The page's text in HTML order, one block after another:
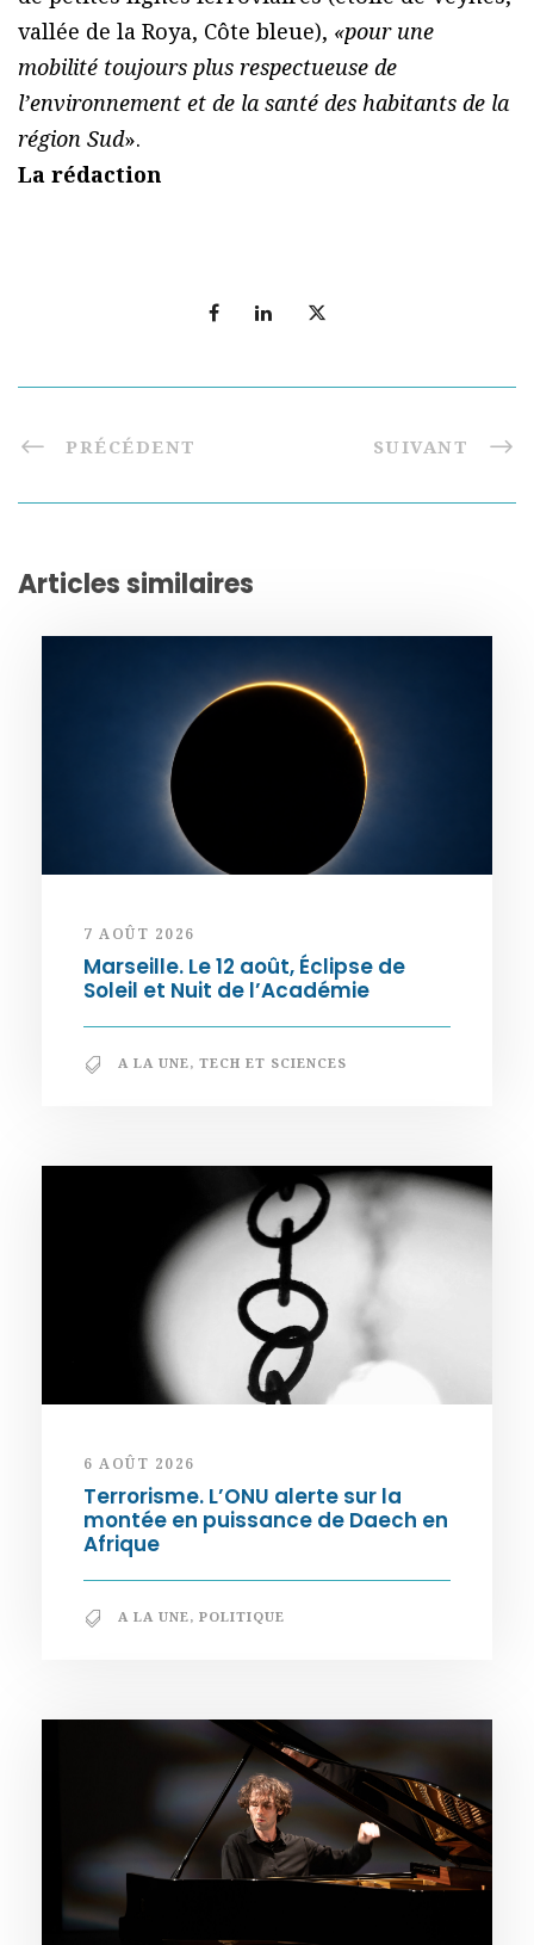
vallée de la Roya, Côte bleue), «pour une
mobilité toujours plus respectueuse de
l’environnement et de la santé des habitants de la
région Sud».
La rédaction
PRÉCÉDENT SUIVANT
Articles similaires
7 AOÛT 2026
Marseille. Le 12 août, Éclipse de
Soleil et Nuit de l’Académie
A LA UNE, TECH ET SCIENCES
6 AOÛT 2026
Terrorisme. L’ONU alerte sur la
montée en puissance de Daech en
Afrique
A LA UNE, POLITIQUE